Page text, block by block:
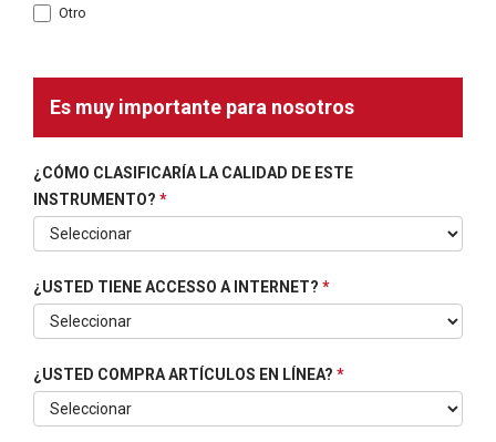
Otro
Es muy importante para nosotros
¿CÓMO CLASIFICARÍA LA CALIDAD DE ESTE
INSTRUMENTO? *
¿USTED TIENE ACCESSO A INTERNET? *
¿USTED COMPRA ARTÍCULOS EN LÍNEA? *